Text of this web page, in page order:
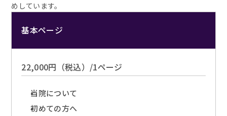
めしています。
基本ページ
22,000円（税込）/1ページ
当院について
初めての方へ